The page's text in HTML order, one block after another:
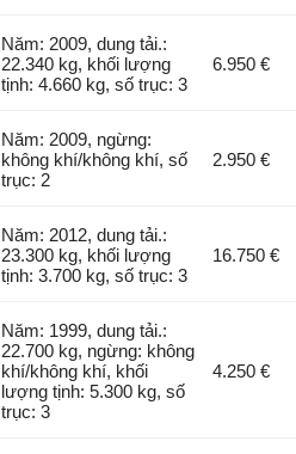
Năm: 2009, dung tải.:
22.340 kg, khối lượng
tịnh: 4.660 kg, số trục: 3
6.950 €
Năm: 2009, ngừng:
không khí/không khí, số
trục: 2
2.950 €
Năm: 2012, dung tải.:
23.300 kg, khối lượng
tịnh: 3.700 kg, số trục: 3
16.750 €
Năm: 1999, dung tải.:
22.700 kg, ngừng: không
khí/không khí, khối
lượng tịnh: 5.300 kg, số
trục: 3
4.250 €